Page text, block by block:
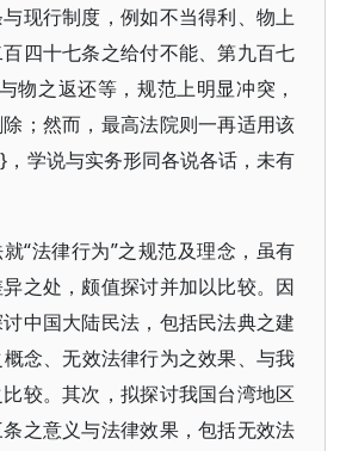
现行制度，例如不当得利、物上
四十七条之给付不能、第九百七
物之返还等，规范上明显冲突，
；然而，最高法院则一再适用该
学说与实务形同各说各话，未有
“法律行为”之规范及理念，虽有
之处，颇值探讨并加以比较。因
中国大陆民法，包括民法典之建
概念、无效法律行为之效果、与我
较。其次，拟探讨我国台湾地区
之意义与法律效果，包括无效法